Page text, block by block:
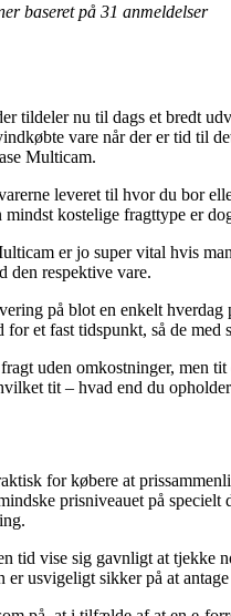
baseret på 31 anmeldelser
tildeler nu til dags et bredt
vare når der er tid til
Multicam.
leveret til hvor du bor
kostelige fragttype er
er jo super vital hvis
den respektive vare.
på blot en enkelt
for et fast tidspunkt, så de
uden omkostninger, men
tit – hvad end du
for købere at
prisniveauet på
tid vise sig gavnligt at tjekke
er usvigeligt sikker på at